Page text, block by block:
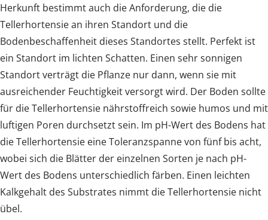
Herkunft bestimmt auch die Anforderung, die die
Tellerhortensie an ihren Standort und die
Bodenbeschaffenheit dieses Standortes stellt. Perfekt ist
ein Standort im lichten Schatten. Einen sehr sonnigen
Standort verträgt die Pflanze nur dann, wenn sie mit
ausreichender Feuchtigkeit versorgt wird. Der Boden sollte
für die Tellerhortensie nährstoffreich sowie humos und mit
luftigen Poren durchsetzt sein. Im pH-Wert des Bodens hat
die Tellerhortensie eine Toleranzspanne von fünf bis acht,
wobei sich die Blätter der einzelnen Sorten je nach pH-
Wert des Bodens unterschiedlich färben. Einen leichten
Kalkgehalt des Substrates nimmt die Tellerhortensie nicht
übel.